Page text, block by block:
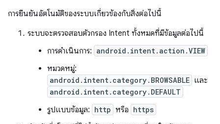
การยืนยันอัตโนมัติของระบบเกี่ยวข้องกับสิ่งต่อไปนี้
ระบบจะตรวจสอบตัวกรอง Intent ทั้งหมดที่มีข้อมูลต่อไปนี้
การดำเนินการ: android.intent.action.VIEW
หมวดหมู่:
android.intent.category.BROWSABLE และ
android.intent.category.DEFAULT
รูปแบบข้อมูล: http หรือ https